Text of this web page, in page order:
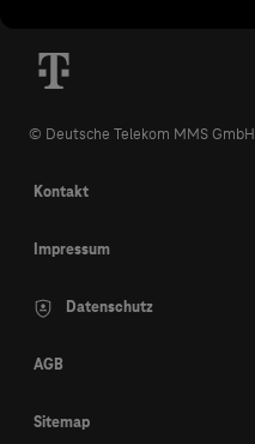
© Deutsche Telekom MMS GmbH
Kontakt
Impressum
Datenschutz
AGB
Sitemap